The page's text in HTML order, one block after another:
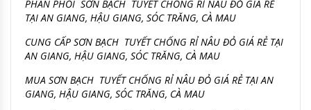
PHÂN PHỐI SƠN BẠCH TUYẾT CHỐNG RỈ NÂU ĐỎ GIÁ RẺ
TẠI AN GIANG, HẬU GIANG, SÓC TRĂNG, CÀ MAU
CUNG CẤP SƠN BẠCH TUYẾT CHỐNG RỈ NÂU ĐỎ GIÁ RẺ TẠI
AN GIANG, HẬU GIANG, SÓC TRĂNG, CÀ MAU
MUA SƠN BẠCH TUYẾT CHỐNG RỈ NÂU ĐỎ GIÁ RẺ TẠI AN
GIANG, HẬU GIANG, SÓC TRĂNG, CÀ MAU